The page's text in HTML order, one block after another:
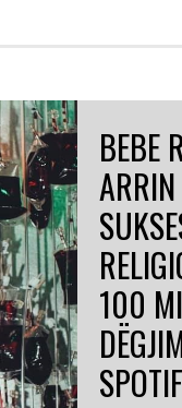
BEBE
ARRIN
100